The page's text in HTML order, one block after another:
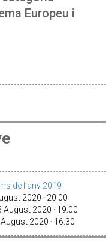
Europeu i
de l’any 2019
2020 · 20:00
2020 · 19:00
2020 · 16:30